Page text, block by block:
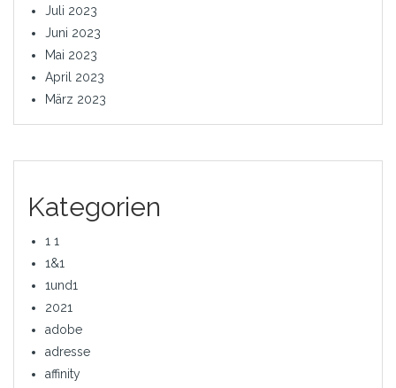
Juli 2023
Juni 2023
Mai 2023
April 2023
März 2023
Kategorien
1 1
1&1
1und1
2021
adobe
adresse
affinity